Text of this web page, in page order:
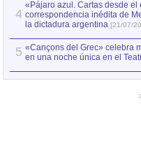
4
«Pájaro azul. Cartas desde el
correspondencia inédita de
la dictadura argentina [21/07/
5 «Cançons del Grec» celebra
en una noche única en el